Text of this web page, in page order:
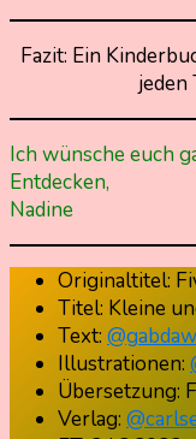
Fazit: Ein
jeden
Ich wünsche euch
Entdecken,
Nadine
Originaltitel:
Titel: Kleine
Text:
Illustrationen:
Übersetzung:
Verlag: